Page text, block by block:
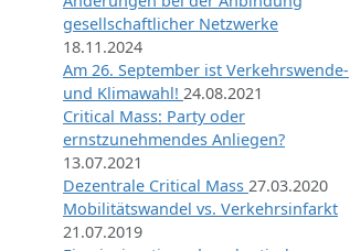
gesellschaftlicher Netzwerke
18.11.2024
Am 26. September ist Verkehrswende-
und Klimawahl! 24.08.2021
Critical Mass: Party oder
ernstzunehmendes Anliegen?
13.07.2021
Dezentrale Critical Mass 27.03.2020
Mobilitätswandel vs. Verkehrsinfarkt
21.07.2019